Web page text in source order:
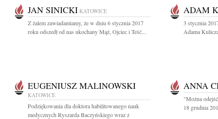
JAN SINICKI KATOWICE
Z żalem zawiadamiamy, że w dniu 6 stycznia 2017
roku odszedł od nas ukochany Mąż, Ojciec i Teść...
ADAM
3 stycznia
Adama
EUGENIUSZ MALINOWSKI
KATOWICE
Podziękowania dla doktora habilitowanego nauk
medycznych Ryszarda Baczyńskiego wraz z
ANNA
"Można
18 grudnia